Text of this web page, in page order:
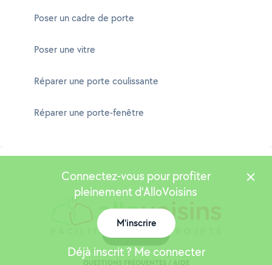
Poser un cadre de porte
Poser une vitre
Réparer une porte coulissante
Réparer une porte-fenêtre
Connectez-vous pour profiter
pleinement d'AlloVoisins
M'inscrire
Déjà inscrit ? Me connecter